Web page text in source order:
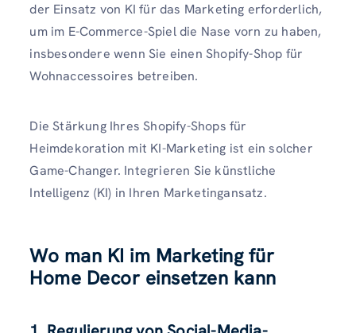
der Einsatz von KI für das Marketing erforderlich,
um im E-Commerce-Spiel die Nase vorn zu haben,
insbesondere wenn Sie einen Shopify-Shop für
Wohnaccessoires betreiben.
Die Stärkung Ihres Shopify-Shops für
Heimdekoration mit KI-Marketing ist ein solcher
Game-Changer. Integrieren Sie künstliche
Intelligenz (KI) in Ihren Marketingansatz.
Wo man KI im Marketing für
Home Decor einsetzen kann